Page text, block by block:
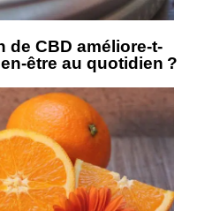
de CBD améliore-t-
être au quotidien ?